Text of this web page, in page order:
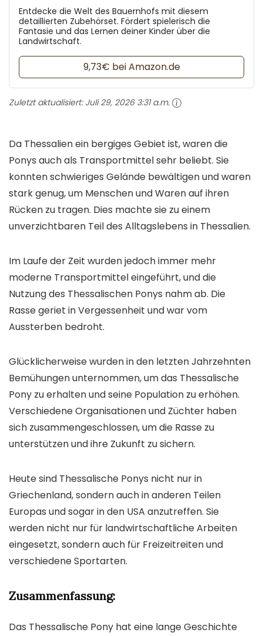
Entdecke die Welt des Bauernhofs mit diesem
detaillierten Zubehörset. Fördert spielerisch die
Fantasie und das Lernen deiner Kinder über die
Landwirtschaft.
9,73€ bei Amazon.de
Zuletzt aktualisiert: Juli 29, 2026 3:31 a.m.
Da Thessalien ein bergiges Gebiet ist, waren die
Ponys auch als Transportmittel sehr beliebt. Sie
konnten schwieriges Gelände bewältigen und waren
stark genug, um Menschen und Waren auf ihren
Rücken zu tragen. Dies machte sie zu einem
unverzichtbaren Teil des Alltagslebens in Thessalien.
Im Laufe der Zeit wurden jedoch immer mehr
moderne Transportmittel eingeführt, und die
Nutzung des Thessalischen Ponys nahm ab. Die
Rasse geriet in Vergessenheit und war vom
Aussterben bedroht.
Glücklicherweise wurden in den letzten Jahrzehnten
Bemühungen unternommen, um das Thessalische
Pony zu erhalten und seine Population zu erhöhen.
Verschiedene Organisationen und Züchter haben
sich zusammengeschlossen, um die Rasse zu
unterstützen und ihre Zukunft zu sichern.
Heute sind Thessalische Ponys nicht nur in
Griechenland, sondern auch in anderen Teilen
Europas und sogar in den USA anzutreffen. Sie
werden nicht nur für landwirtschaftliche Arbeiten
eingesetzt, sondern auch für Freizeitreiten und
verschiedene Sportarten.
Zusammenfassung:
Das Thessalische Pony hat eine lange Geschichte